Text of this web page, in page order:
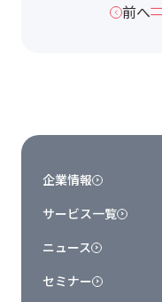
前へ
企業情報
サービス一覧
ニュース
セミナー